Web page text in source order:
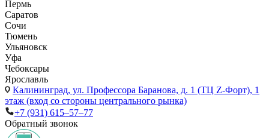
Пермь
Саратов
Сочи
Тюмень
Ульяновск
Уфа
Чебоксары
Ярославль
Калининград, ул. Профессора Баранова, д. 1 (ТЦ Z-Форт), 1
этаж (вход со стороны центрального рынка)
+7 (931) 615‒57‒77
Обратный звонок